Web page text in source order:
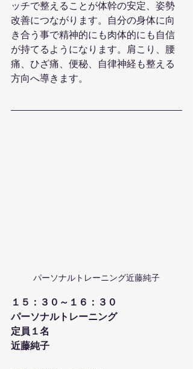
ッチで整えることが体幹の安定、姿勢
改善につながります。自分の身体に向
き合う事で精神的にも肉体的にも自信
が持てるようになります。肩こり、腰
痛、ひざ痛、便秘、自律神経も整える
方向へ導きます。
パーソナルトレーニング近藤純子
１５：３０～１６：３０
パーソナルトレーニング
定員１名
近藤純子